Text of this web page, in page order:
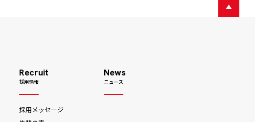
Recruit
採用情報
採用メッセージ
News
ニュース